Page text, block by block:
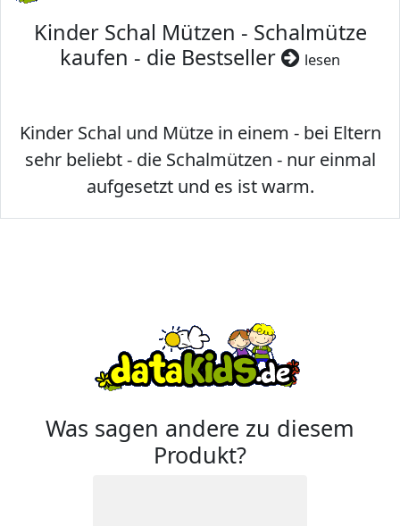
Kinder Schal Mützen - Schalmütze
kaufen - die Bestseller
lesen
Kinder Schal und Mütze in einem - bei Eltern
sehr beliebt - die Schalmützen - nur einmal
aufgesetzt und es ist warm.
Was sagen andere zu diesem
Produkt?